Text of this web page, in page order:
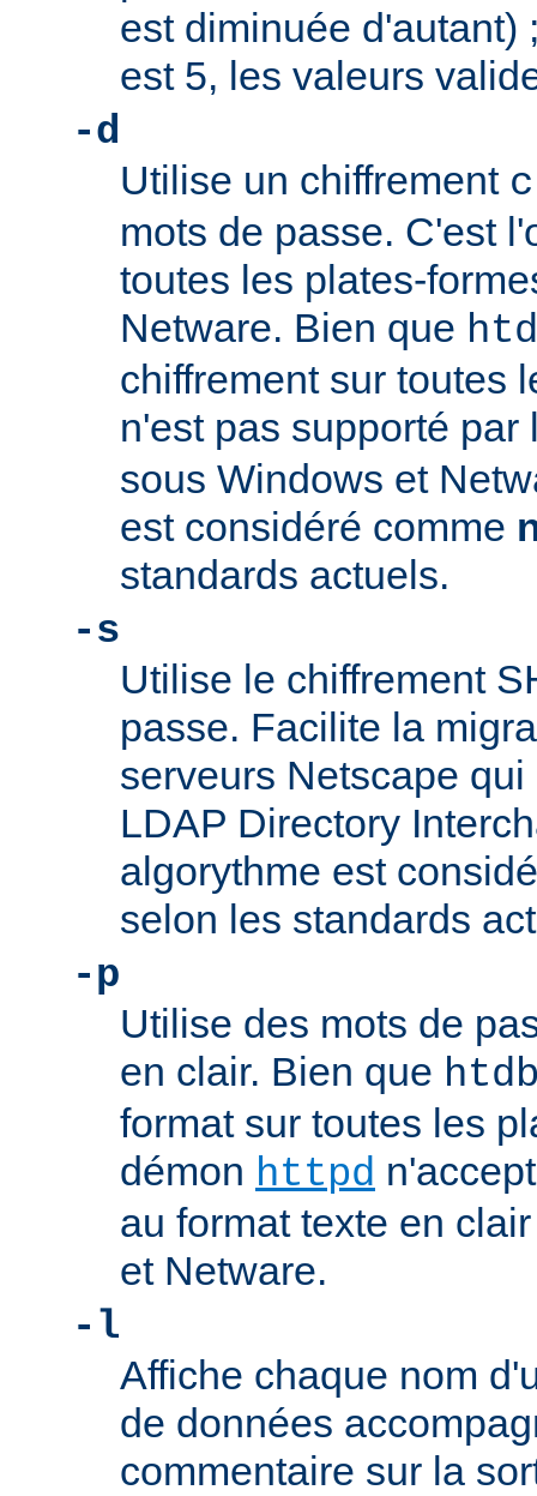
est diminuée d'autant)
est 5, les valeurs
-d
Utilise un chiffrement
mots de passe. C'est
toutes les plates-
Netware. Bien que
chiffrement sur toutes
n'est pas supporté
sous Windows et
est considéré comme
standards actuels.
-s
Utilise le chiffrement
passe. Facilite la
serveurs Netscape
LDAP Directory
algorythme est
selon les standards
-p
Utilise des mots de
en clair. Bien que
format sur toutes les
démon httpd
au format texte en
et Netware.
-l
Affiche chaque nom
de données
commentaire sur la